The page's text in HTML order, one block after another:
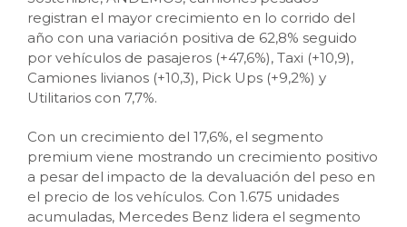
registran el mayor crecimiento en lo corrido del
año con una variación positiva de 62,8% seguido
por vehículos de pasajeros (+47,6%), Taxi (+10,9),
Camiones livianos (+10,3), Pick Ups (+9,2%) y
Utilitarios con 7,7%.
Con un crecimiento del 17,6%, el segmento
premium viene mostrando un crecimiento positivo
a pesar del impacto de la devaluación del peso en
el precio de los vehículos. Con 1.675 unidades
acumuladas, Mercedes Benz lidera el segmento